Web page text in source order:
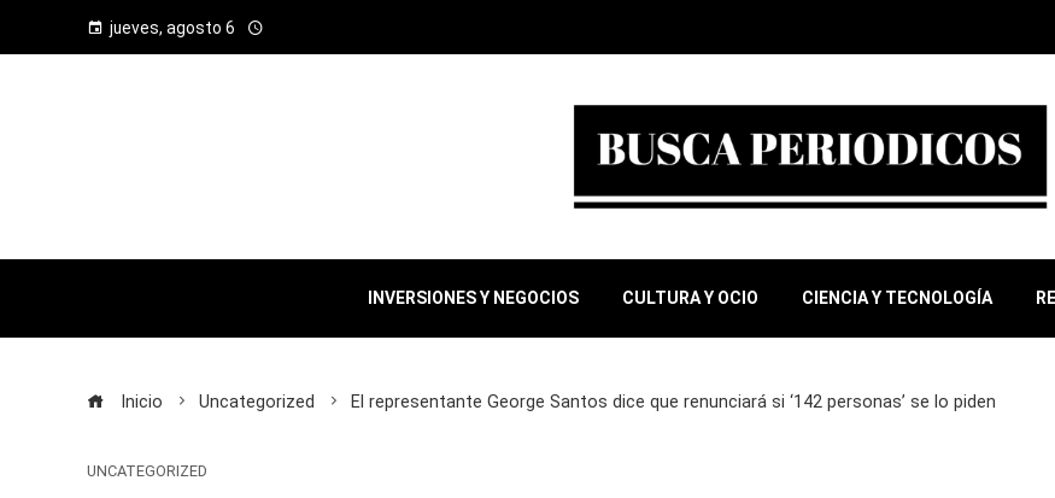
jueves, agosto 6
INVERSIONES Y NEGOCIOS CULTURA Y OCIO CIENCIA Y TECNOLOGÍA
Inicio Uncategorized El representante George Santos dice que renunciará si ‘142 personas’ se lo piden
UNCATEGORIZED